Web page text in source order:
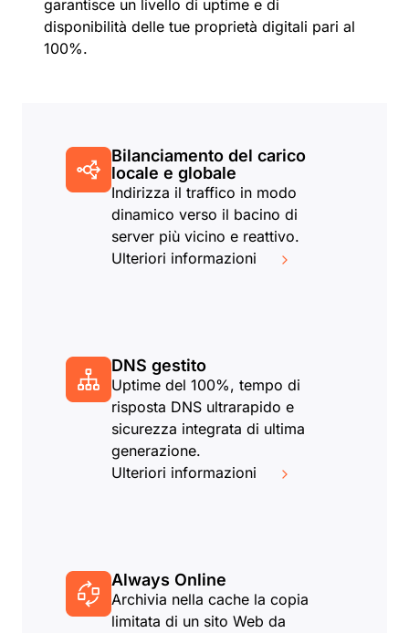
garantisce un livello di uptime e di
disponibilità delle tue proprietà digitali pari al
100%.
Bilanciamento del carico
locale e globale
Indirizza il traffico in modo
dinamico verso il bacino di
server più vicino e reattivo.
Ulteriori informazioni
DNS gestito
Uptime del 100%, tempo di
risposta DNS ultrarapido e
sicurezza integrata di ultima
generazione.
Ulteriori informazioni
Always Online
Archivia nella cache la copia
limitata di un sito Web da